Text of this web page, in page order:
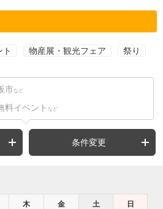
物産展・観光フェア 祭り
市 など
料イベント など
条件変更
木 金 土 日